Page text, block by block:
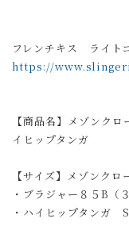
フレンチキス ライト
https://
【商品名】メゾンク
イヒップタンガ
【サイズ】メゾンクロ
・ブラジャー８５B（
・ハイヒップタンガ